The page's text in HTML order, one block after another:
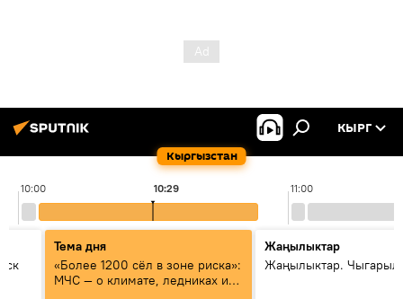
Кыргызстан
КЫРГ
10:00 11:00
10:29
Тема дня
«Более 1200 сёл в зоне риска»:
МЧС — о климате, ледниках и
Жаңылыктар
Жаңылыктар.